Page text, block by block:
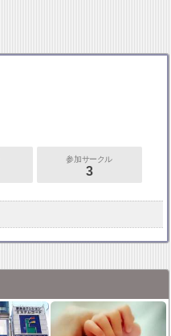
参加サークル
3